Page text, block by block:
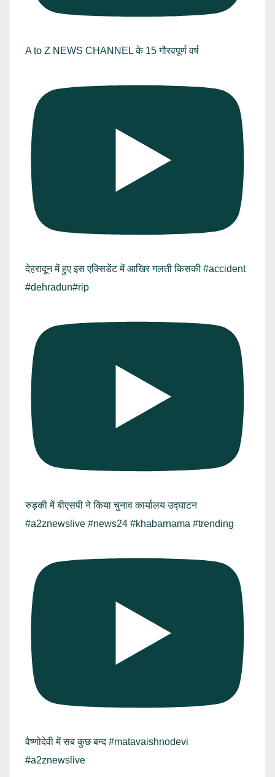
A to Z NEWS CHANNEL के 15 गौरवपूर्ण वर्ष
देहरादून में हुए इस एक्सिडेंट में आखिर गलती किसकी #accident
#dehradun#rip
रुड़की में बीएसपी ने किया चुनाव कार्यालय उद्घाटन
#a2znewslive #news24 #khabarnama #trending
वैष्णोदेवी में सब कुछ बन्द #matavaishnodevi
#a2znewslive